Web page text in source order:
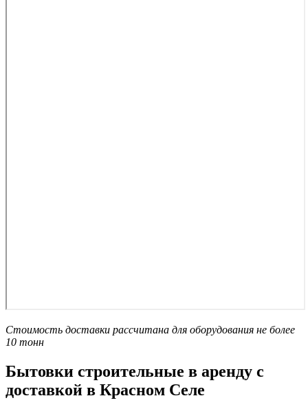
Стоимость доставки рассчитана для оборудования не более
10 тонн
Бытовки строительные в аренду с
доставкой в Красном Селе